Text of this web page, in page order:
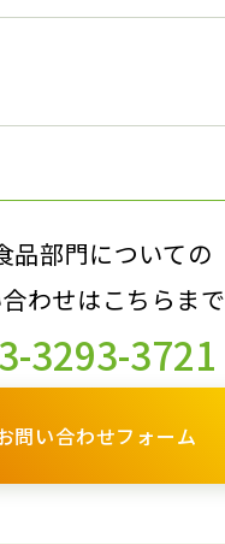
品部門についての
わせはこちらまで
3293-3721
問い合わせフォーム